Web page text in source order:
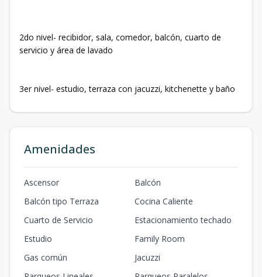
2do nivel- recibidor, sala, comedor, balcón, cuarto de
servicio y área de lavado
3er nivel- estudio, terraza con jacuzzi, kitchenette y baño
Amenidades
Ascensor
Balcón
Balcón tipo Terraza
Cocina Caliente
Cuarto de Servicio
Estacionamiento techado
Estudio
Family Room
Gas común
Jacuzzi